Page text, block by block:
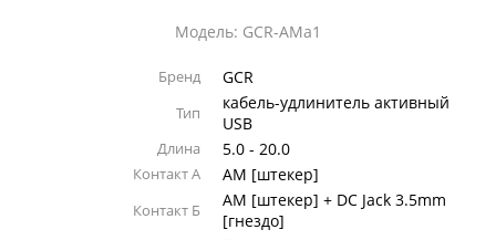
Модель: GCR-AMa1
Бренд GCR
Тип
кабель-удлинитель активный
USB
Длина 5.0 - 20.0
Контакт А AM [штекер]
Контакт Б
AM [штекер] + DC Jack 3.5mm
[гнездо]